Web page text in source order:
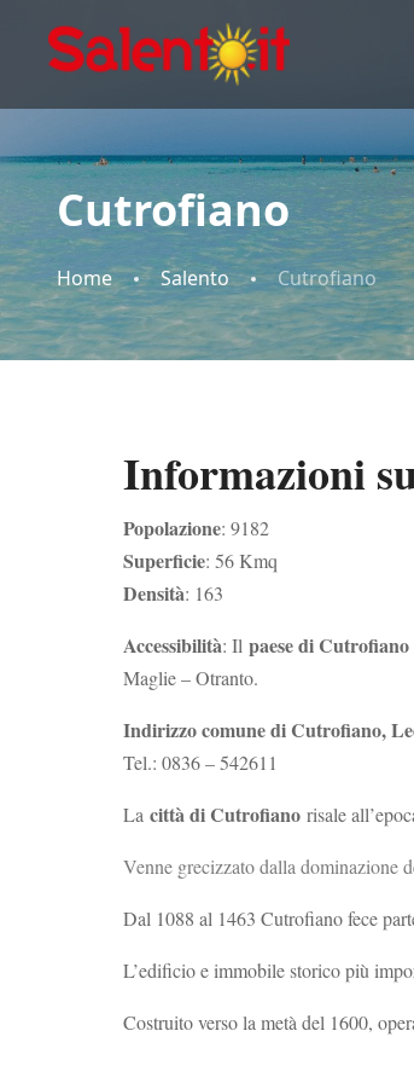
Cutrofiano
Home Salento Cutrofiano
Informazioni
Popolazione: 9182
Superficie: 56 Kmq
Densità: 163
Accessibilità: Il paese di Cutrofiano
Maglie – Otranto.
Indirizzo comune di Cutrofiano,
Tel.: 0836 – 542611
La città di Cutrofiano risale
Venne grecizzato dalla dominazione
Dal 1088 al 1463 Cutrofiano fece
L’edificio e immobile storico più
Costruito verso la metà del 1600,